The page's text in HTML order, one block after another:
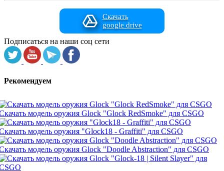
Скачать
google drive
Подписаться на наши соц сети
Рекомендуем
модель оружия Glock "Glock RedSmoke" для CSGO
модель оружия "Glock18 - Graffiti" для CSGO
модель оружия Glock "Doodle Abstraction" для CSGO